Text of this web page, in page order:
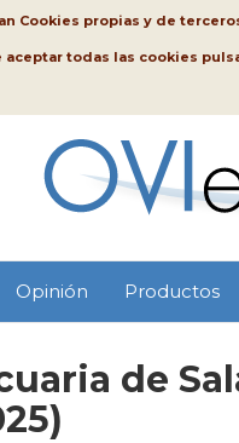
Cookies propias y de
aceptar todas las cookies
Opinión Productos
de